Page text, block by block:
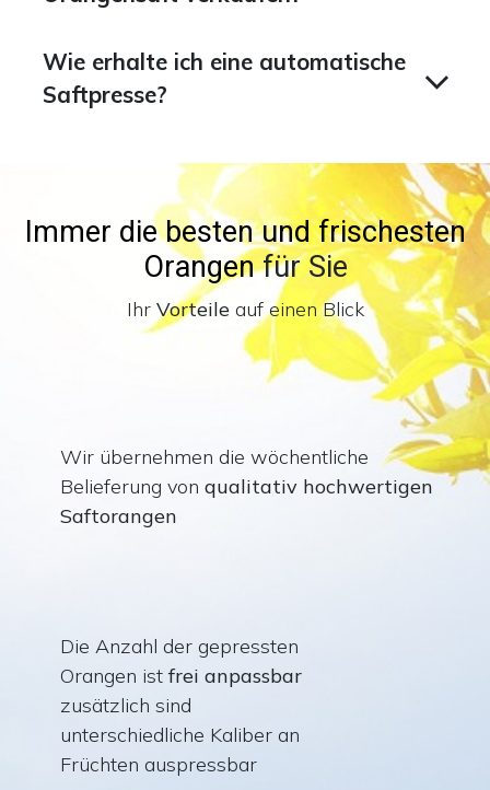
Wie erhalte ich eine automatische
Saftpresse?
Immer die besten und frischesten
Orangenfür Sie
Ihr Vorteileauf einen Blick
Wir übernehmen die wöchentliche
Belieferung von qualitativ hochwertigen
Saftorangen
Die Anzahl der gepressten
Orangen ist frei anpassbar
zusätzlich sind
unterschiedliche Kaliber an
Früchten auspressbar